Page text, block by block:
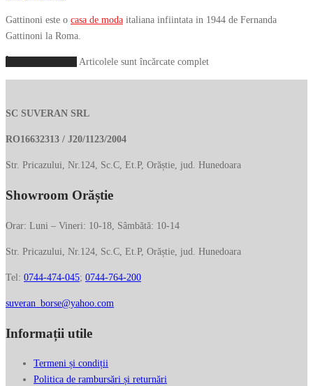
Gattinoni este o casa de moda italiana infiintata in 1944 de Fernanda
Gattinoni la Roma.
Articolele sunt încărcate complet
SC SUVERAN SRL
RO16632313 / J20/1123/2004
Str. Pricazului, Nr.124, Sc.C, Et.P, Orăștie, jud. Hunedoara
Showroom Orăștie
Orar: Luni – Vineri: 10-18, Sâmbătă: 10-14
Str. Pricazului, Nr.124, Sc.C, Et.P, Orăștie, jud. Hunedoara
Tel: 0744-474-045; 0744-764-200
suveran_borse@yahoo.com
Informații utile
Termeni și condiții
Politica de rambursări și returnări